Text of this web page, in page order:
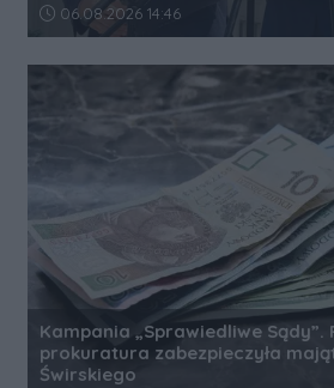
Data dodania artykułu:
06.08.2026 14:46
Kampania „Sprawiedliwe Sądy”.
prokuratura zabezpieczyła
Świrskiego